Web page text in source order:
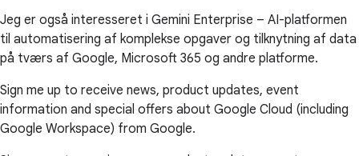
Jeg er også interesseret i Gemini Enterprise – AI-platformen
til automatisering af komplekse opgaver og tilknytning af data
på tværs af Google, Microsoft 365 og andre platforme.
Sign me up to receive news, product updates, event
information and special offers about Google Cloud (including
Google Workspace) from Google.